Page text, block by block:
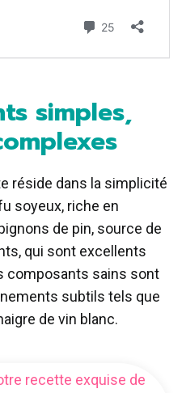
simples,
réside dans la simplicité
soyeux, riche en
de pin, source de
qui sont excellents
composants sains sont
subtils tels que
de vin blanc.
recette exquise de